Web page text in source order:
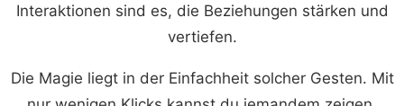
Interaktionen sind es, die Beziehungen stärken und
vertiefen.
Die Magie liegt in der Einfachheit solcher Gesten. Mit